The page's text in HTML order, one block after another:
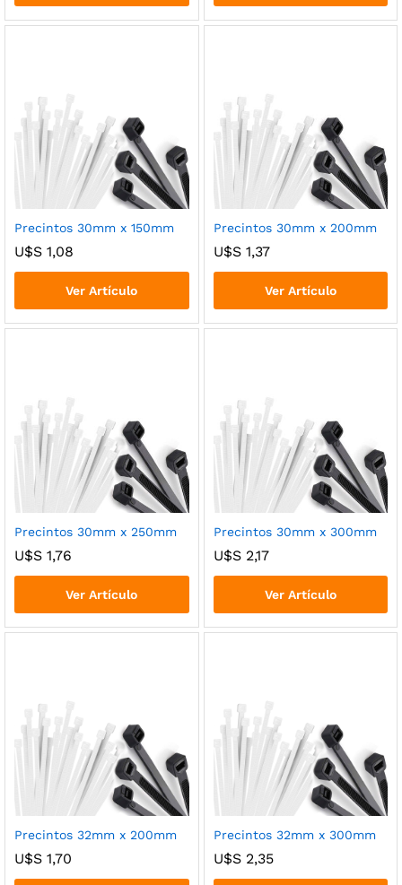
Precintos 30mm x 150mm
U$S 1,08
Ver Artículo
Precintos 30mm x 200mm
U$S1,37
Ver Artículo
Precintos 30mm x 250mm
U$S 1,76
Ver Artículo
Precintos 30mm x 300mm
U$S2,17
Ver Artículo
Precintos 32mm x 200mm
U$S 1,70
Precintos 32mm x 300mm
U$S2,35